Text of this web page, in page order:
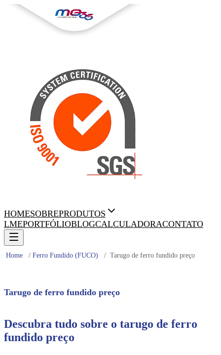
HOMESOBREPRODUTOS
LMEPORTFÓLIOBLOGCALCULADORACONTATO
Home / Ferro Fundido (FUCO) / Tarugo de ferro fundido preço
Tarugo de ferro fundido preço
Descubra tudo sobre o tarugo de ferro
fundido preço